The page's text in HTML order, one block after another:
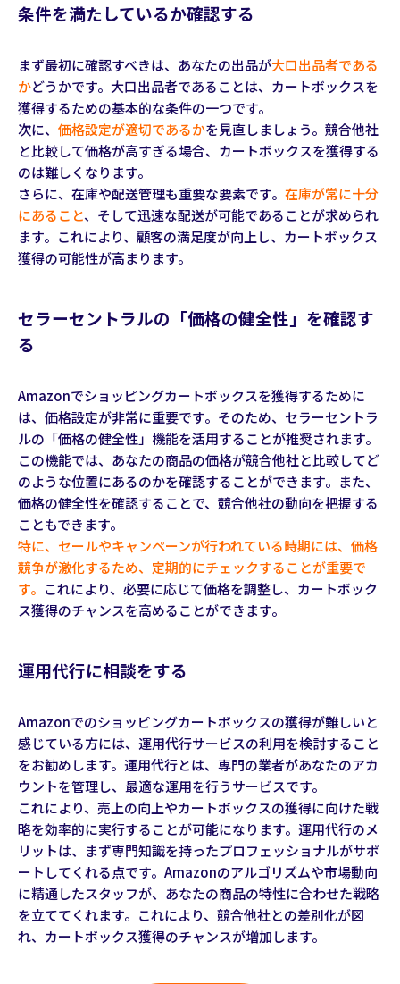
条件を満たしているか確認する
まず最初に確認すべきは、あなたの出品が大口出品者である
かどうかです。大口出品者であることは、カートボックスを
獲得するための基本的な条件の一つです。
次に、 価格設定が適切であるかを見直しましょう。競合他社
と比較して価格が高すぎる場合、カートボックスを獲得する
のは難しくなります。
さらに、在庫や配送管理も重要な要素です。 在庫が常に十分
にあること、そして迅速な配送が可能であることが求められ
ます。これにより、顧客の満足度が向上し、カートボックス
獲得の可能性が高まります。
セラーセントラルの「価格の健全性」を確認す
る
Amazonでショッピングカートボックスを獲得するために
は、価格設定が非常に重要です。そのため、セラーセントラ
ルの「価格の健全性」機能を活用することが推奨されます。
この機能では、あなたの商品の価格が競合他社と比較してど
のような位置にあるのかを確認することができます。また、
価格の健全性を確認することで、競合他社の動向を把握する
こともできます。
特に、セールやキャンペーンが行われている時期には、価格
競争が激化するため、定期的にチェックすることが重要で
す。 これにより、必要に応じて価格を調整し、カートボック
ス獲得のチャンスを高めることができます。
運用代行に相談をする
Amazonでのショッピングカートボックスの獲得が難しいと
感じている方には、運用代行サービスの利用を検討すること
をお勧めします。運用代行とは、専門の業者があなたのアカ
ウントを管理し、最適な運用を行うサービスです。
これにより、売上の向上やカートボックスの獲得に向けた戦
略を効率的に実行することが可能になります。運用代行のメ
リットは、まず専門知識を持ったプロフェッショナルがサポ
ートしてくれる点です。Amazonのアルゴリズムや市場動向
に精通したスタッフが、あなたの商品の特性に合わせた戦略
を立ててくれます。これにより、競合他社との差別化が図
れ、カートボックス獲得のチャンスが増加します。